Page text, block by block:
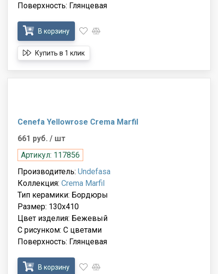
Поверхность: Глянцевая
В корзину
Купить в 1 клик
Cenefa Yellowrose Crema Marfil
661 руб. / шт
Артикул: 117856
Производитель: Undefasa
Коллекция: Crema Marfil
Тип керамики: Бордюры
Размер: 130x410
Цвет изделия: Бежевый
С рисунком: С цветами
Поверхность: Глянцевая
В корзину